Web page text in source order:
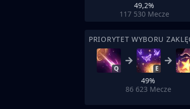
49,2%
117 530 Mecze
Q E
49%
86 623 Mecze